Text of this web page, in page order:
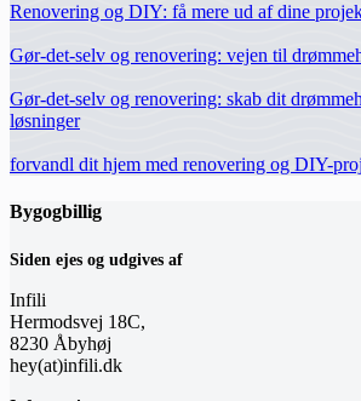
Renovering og DIY: få mere ud af dine
Gør-det-selv og renovering: vejen til
Gør-det-selv og renovering: skab dit
løsninger
forvandl dit hjem med renovering og DIY-
Bygogbillig
Siden ejes og udgives af
Infili
Hermodsvej 18C,
8230 Åbyhøj
hey(at)infili.dk